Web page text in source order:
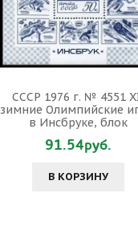
СССР 1976 г. № 4551
зимние Олимпийские
в Инсбруке, блок
91.54руб.
В КОРЗИНУ